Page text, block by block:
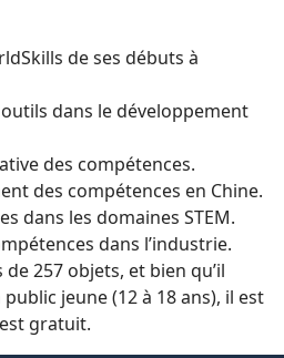
de ses débuts à
outils dans le développement
des compétences.
des compétences en Chine.
dans les domaines STEM.
dans l’industrie.
257 objets, et bien qu’il
jeune (12 à 18 ans), il est
gratuit.